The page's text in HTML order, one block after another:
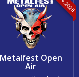
Metalfest Open
Air